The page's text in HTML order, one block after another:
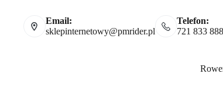
Email:
sklepinternetowy@pmrider.pl
Telefon:
721 833 888